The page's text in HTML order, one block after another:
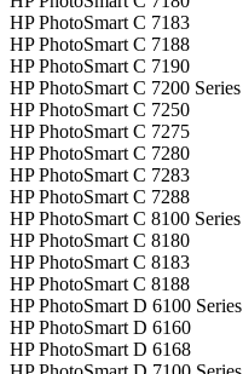
HP PhotoSmart C 7183
HP PhotoSmart C 7188
HP PhotoSmart C 7190
HP PhotoSmart C 7200 Series
HP PhotoSmart C 7250
HP PhotoSmart C 7275
HP PhotoSmart C 7280
HP PhotoSmart C 7283
HP PhotoSmart C 7288
HP PhotoSmart C 8100 Series
HP PhotoSmart C 8180
HP PhotoSmart C 8183
HP PhotoSmart C 8188
HP PhotoSmart D 6100 Series
HP PhotoSmart D 6160
HP PhotoSmart D 6168